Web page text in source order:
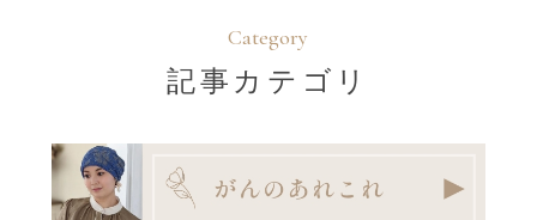
Category
記事カテゴリ